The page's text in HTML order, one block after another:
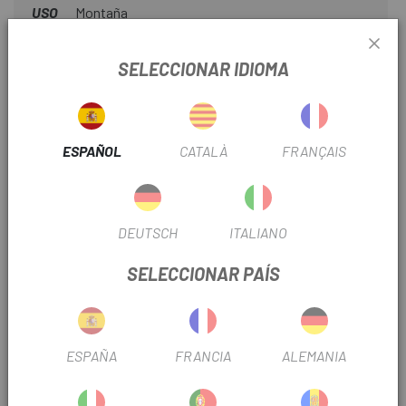
USO Montaña
incluido tapas de extremo de barra de la "Serie Performance
Comfort"
Especificaciones técnicas:
Material Abrazadera: Aluminio
desplazamientos
SELECCIONAR IDIOMA
ESPAÑOL CATALÀ FRANÇAIS
DEUTSCH ITALIANO
SELECCIONAR PAÍS
ESPAÑA FRANCIA ALEMANIA